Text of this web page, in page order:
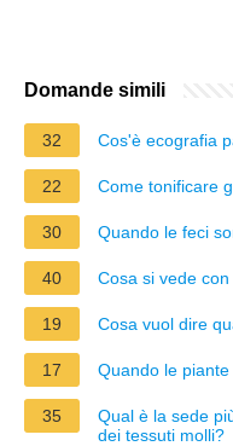
Domande simili
32 Cos'è ecografia
22 Come tonificare
30 Quando le feci
40 Cosa si vede
19 Cosa vuol dire
17 Quando le
35
Qual è la sede
dei tessuti molli?